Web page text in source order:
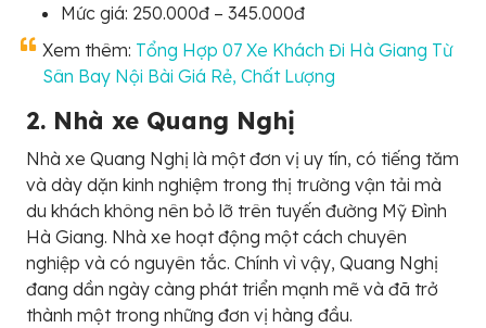
Mức giá: 250.000đ – 345.000đ
Xem thêm: Tổng Hợp 07 Xe Khách Đi Hà Giang Từ
Sân Bay Nội Bài Giá Rẻ, Chất Lượng
2. Nhà xe Quang Nghị
Nhà xe Quang Nghị là một đơn vị uy tín, có tiếng tăm
và dày dặn kinh nghiệm trong thị trường vận tải mà
du khách không nên bỏ lỡ trên tuyến đường Mỹ Đình
Hà Giang. Nhà xe hoạt động một cách chuyên
nghiệp và có nguyên tắc. Chính vì vậy, Quang Nghị
đang dần ngày càng phát triển mạnh mẽ và đã trở
thành một trong những đơn vị hàng đầu.